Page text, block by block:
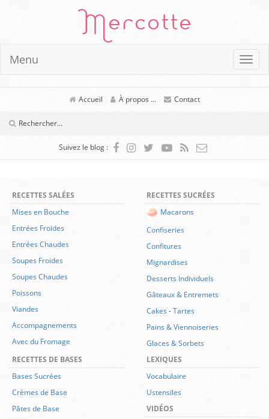
Mercotte
Menu
Accueil À propos ... Contact
Suivez le blog :
RECETTES SALÉES
Mises en Bouche
Entrées Froides
Entrées Chaudes
Soupes Froides
Soupes Chaudes
Poissons
Viandes
Accompagnements
Avec du Fromage
RECETTES SUCRÉES
Macarons
Confiseries
Confitures
Mignardises
Desserts Individuels
Gâteaux & Entremets
Cakes-Tartes
Pains & Viennoiseries
Glaces & Sorbets
RECETTES DE BASES
Bases Sucrées
Crèmes de Base
Pâtes de Base
LEXIQUES
Vocabulaire
Ustensiles
VIDÉOS